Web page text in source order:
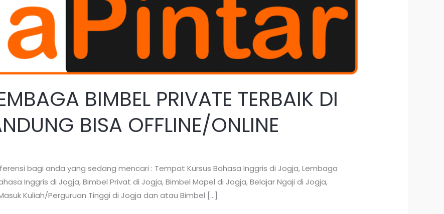
BIMBEL PRIVATE TERBAIK DI
BISA OFFLINE/ONLINE
bagi anda yang sedang mencari : Tempat Kursus Bahasa Inggris di Jogja, Lembaga
Inggris di Jogja, Bimbel Privat di Jogja, Bimbel Mapel di Jogja, Belajar Ngaji di Jogja,
Kuliah/Perguruan Tinggi di Jogja dan atau Bimbel […]